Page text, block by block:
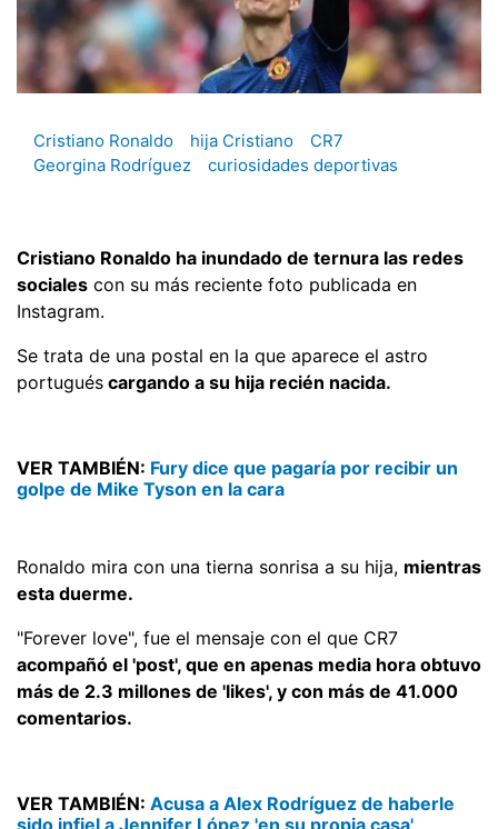
Cristiano Ronaldo hija Cristiano
CR7
Georgina Rodríguez
curiosidades deportivas
Cristiano Ronaldo ha inundado de ternura las redes
sociales con su más reciente foto publicada en
Instagram.
Se trata de una postal en la que aparece el astro
portugués cargando a su hija recién nacida.
VER TAMBIÉN: Fury dice que pagaría por recibir un
golpe de Mike Tyson en la cara
Ronaldo mira con una tierna sonrisa a su hija, mientras
esta duerme.
"Forever love", fue el mensaje con el que CR7
acompañó el 'post', que en apenas media hora obtuvo
más de 2.3 millones de 'likes', y con más de 41.000
comentarios.
VER TAMBIÉN: Acusa a Alex Rodríguez de haberle
sido infiel a Jennifer López 'en su propia casa'